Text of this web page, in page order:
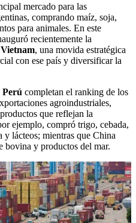
mercado para las
comprando maíz, soja,
para animales. En este
recientemente la
, una movida estratégica
con ese país y diversificar la
completan el ranking de los
agroindustriales,
que reflejan la
ejemplo, compró trigo, cebada,
y lácteos; mientras que China
bovina y productos del mar.